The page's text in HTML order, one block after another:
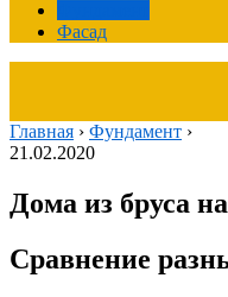
Фасад
Главная › Фундамент ›
21.02.2020
Дома из бруса
Сравнение